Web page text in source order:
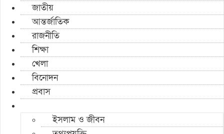
জাতীয়
আন্তর্জাতিক
রাজনীতি
শিক্ষা
খেলা
বিনোদন
প্রবাস
ইসলাম ও জীবন